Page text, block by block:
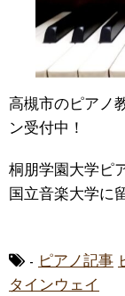
高槻市のピアノ
ン受付中！
桐朋学園大学ピ
国立音楽大学に
- ピアノ記事
タインウェイ